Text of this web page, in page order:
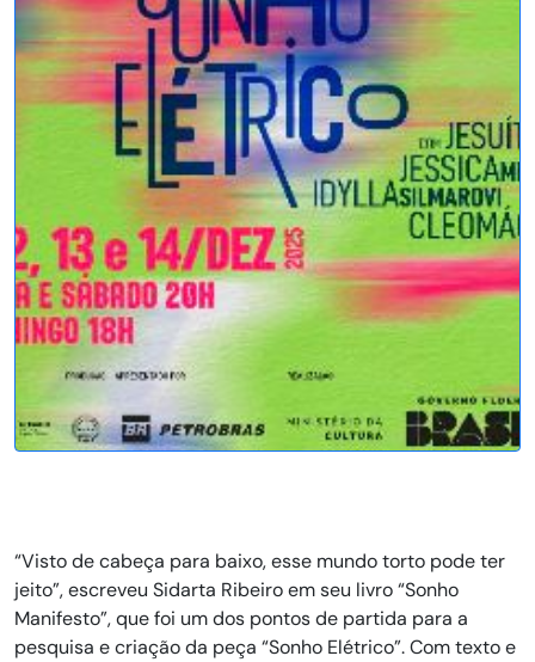
“Visto de cabeça para baixo, esse mundo torto pode ter
jeito”, escreveu Sidarta Ribeiro em seu livro “Sonho
Manifesto”, que foi um dos pontos de partida para a
pesquisa e criação da peça “Sonho Elétrico”. Com texto e